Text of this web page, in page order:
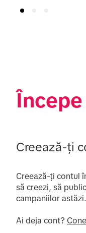
Începe
Creează-ți
Creează-ți contul
să creezi, să
campaniilor astăzi.
Ai deja cont?